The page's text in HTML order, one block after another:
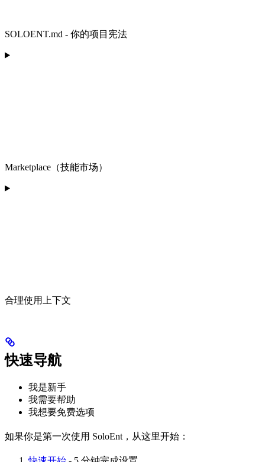
SOLOENT.md - 你的项目宪法
Marketplace（技能市场）
合理使用上下文
快速导航
我是新手
我需要帮助
我想要免费选项
如果你是第一次使用 SoloEnt，从这里开始：